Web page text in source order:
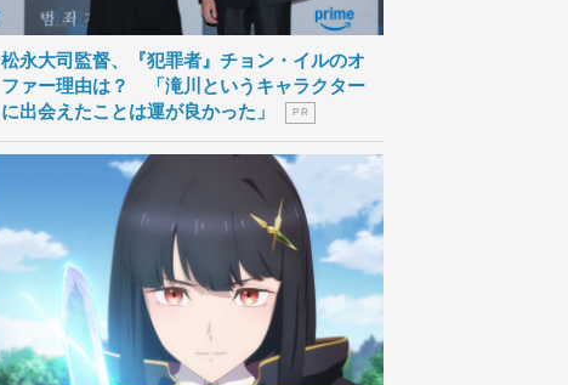
松永大司監督、『犯罪者』チョン・イルのオ
ファー理由は？ 「滝川というキャラクター
に出会えたことは運が良かった」
P R